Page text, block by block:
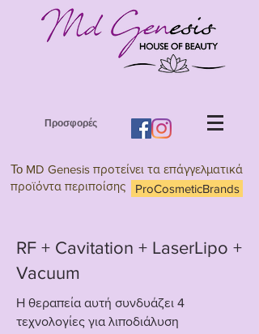
Προσφορές
Το MD Genesis προτείνει τα επάγγελματικά
προϊόντα περιποίσης
ProCosmeticBrands
RF + Cavitation + LaserLipo +
Vacuum
Η θεραπεία αυτή συνδυάζει 4
τεχνολογίες για λιποδιάλυση